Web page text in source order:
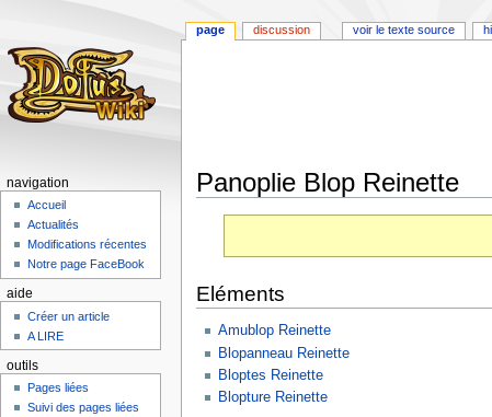
Panoplie Blop Reinette
navigation
recherche
Eléments
Amublop Reinette
Blopanneau Reinette
Bloptes Reinette
Blopture Reinette
page discussion voir le texte source
navigation
Accueil
Actualités
Modifications récentes
Notre page FaceBook
aide
Créer un article
A LIRE
outils
Pages liées
Suivi des pages liées